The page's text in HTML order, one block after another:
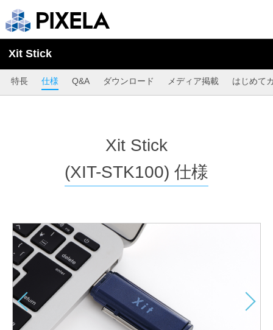
Xit Stick
特長 仕様 Q&A ダウンロード メディア掲載 はじめて
Xit Stick
(XIT-STK100) 仕様